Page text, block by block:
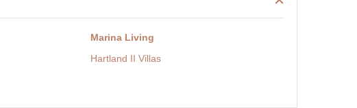
Marina Living
Hartland II Villas